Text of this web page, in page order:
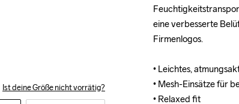
Ist deine Größe nicht vorrätig?
eine verbesserte
Firmenlogos.
• Leichtes,
• Mesh-Einsätze für
• Relaxed fit
eine verbesserte
Firmenlogos.
• Leichtes,
• Mesh-Einsätze für
• Relaxed fit